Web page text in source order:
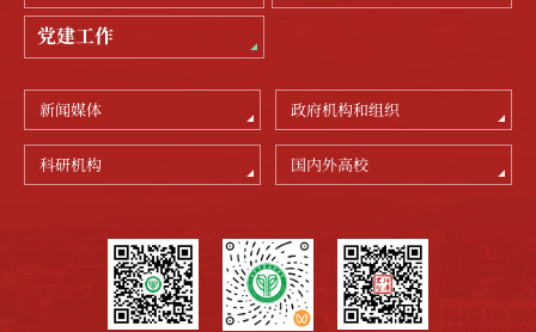
党建工作
新闻媒体 政府机构和组织
科研机构 国内外高校